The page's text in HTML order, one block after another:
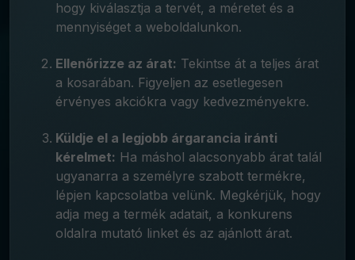
hogy kiválasztja a tervét, a méretet és a
mennyiséget a weboldalunkon.
Ellenőrizze az árat: Tekintse át a teljes árat
a kosarában. Figyeljen az esetlegesen
érvényes akciókra vagy kedvezményekre.
Küldje el a legjobb árgarancia iránti
kérelmet: Ha máshol alacsonyabb árat talál
ugyanarra a személyre szabott termékre,
lépjen kapcsolatba velünk. Megkérjük, hogy
adja meg a termék adatait, a konkurens
oldalra mutató linket és az ajánlott árat.